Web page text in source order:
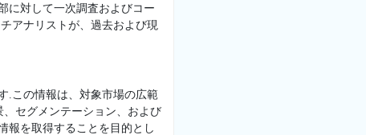
に対して一次調査およびコー
アナリストが、過去および現
.この情報は、対象市場の広範
セグメンテーション、および
報を取得することを目的とし